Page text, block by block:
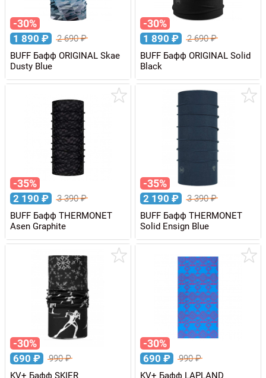
-30%
1 890 ₽ 2 690₽
BUFF Бафф ORIGINAL Skae
Dusty Blue
-30%
1 890 ₽ 2 690₽
BUFF Бафф ORIGINAL Solid
Black
-35%
2 190 ₽ 3 390₽
BUFF Бафф THERMONET
Asen Graphite
-35%
2 190 ₽ 3 390₽
BUFF Бафф THERMONET
Solid Ensign Blue
-30%
690 ₽ 990₽
KV+ Бафф SKIER
-30%
690 ₽ 990₽
KV+ Бафф LAPLAND